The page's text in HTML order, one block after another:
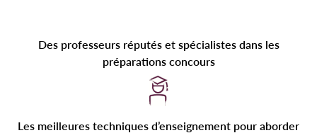
Des professeurs réputés et spécialistes dans les
préparations concours
Les meilleures techniques d’enseignement pour aborder